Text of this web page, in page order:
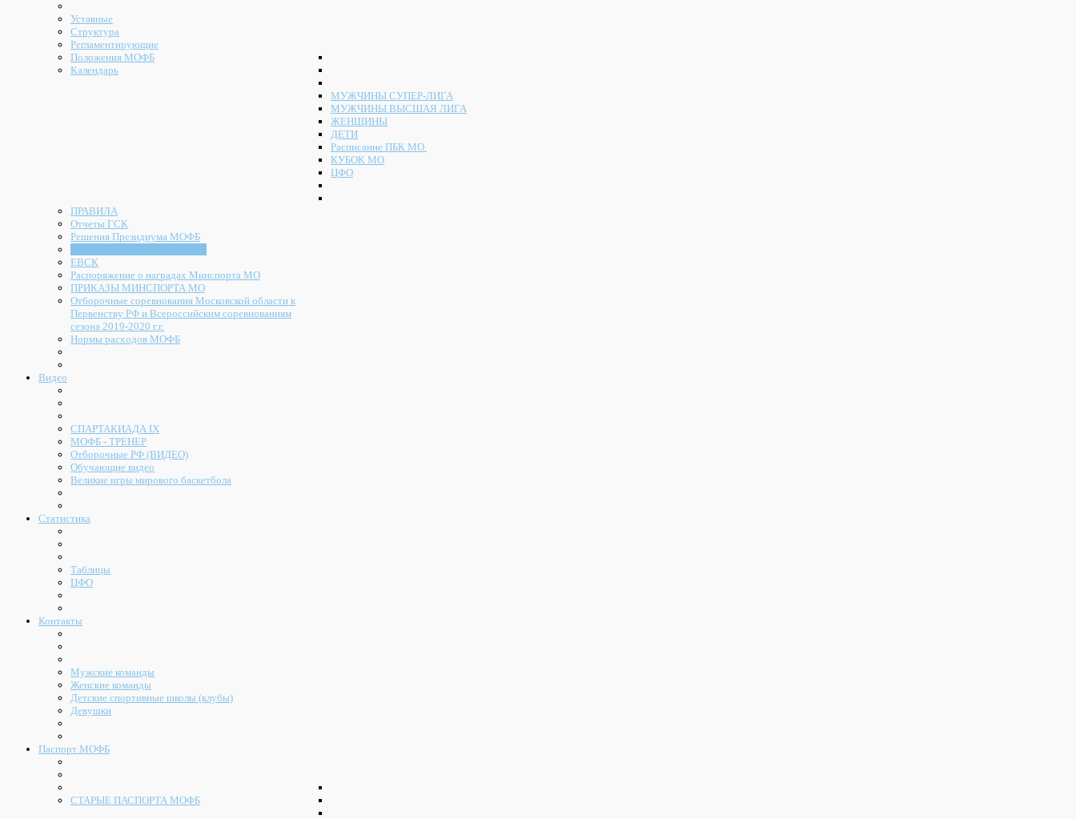
Уставные
Структура
Регламентирующие
Положения МОФБ
Календарь
МУЖЧИНЫ СУПЕР-ЛИГА
МУЖЧИНЫ ВЫСШАЯ ЛИГА
ЖЕНЩИНЫ
ДЕТИ
Расписание ПБК МО.
КУБОК МО
ЦФО
ПРАВИЛА
Отчеты ГСК
Решения Президиума МОФБ
ЕВСК
Распоряжение о наградах Минспорта МО
ПРИКАЗЫ МИНСПОРТА МО
Отборочные соревнования Московской области к
Первенству РФ и Всероссийским соревнованиям
сезона 2019-2020 г.г.
Нормы расходов МОФБ
Видео
СПАРТАКИАДА IX
МОФБ - ТРЕНЕР
Отборочные РФ (ВИДЕО)
Обучающие видео
Великие игры мирового баскетбола
Статистика
Таблицы
ЦФО
Контакты
Мужские команды
Женские команды
Детские спортивные школы (клубы)
Девушки
Паспорт МОФБ
СТАРЫЕ ПАСПОРТА МОФБ